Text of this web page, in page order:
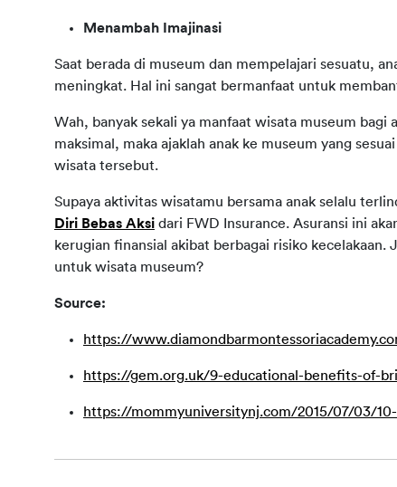
Menambah Imajinasi
Saat berada di museum dan mempelajari sesuatu,
meningkat. Hal ini sangat bermanfaat untuk
Wah, banyak sekali ya manfaat wisata museum bagi
maksimal, maka ajaklah anak ke museum yang
wisata tersebut.
Supaya aktivitas wisatamu bersama anak selalu
Diri Bebas Aksi dari FWD Insurance. Asuransi ini
kerugian finansial akibat berbagai risiko kecelakaan.
untuk wisata museum?
Source:
https://
https://gem.org.uk/9-educational-benefits-of-
https://mommyuniversitynj.com/2015/07/03/